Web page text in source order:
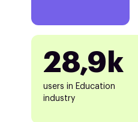
28,9k
users in Education
industry